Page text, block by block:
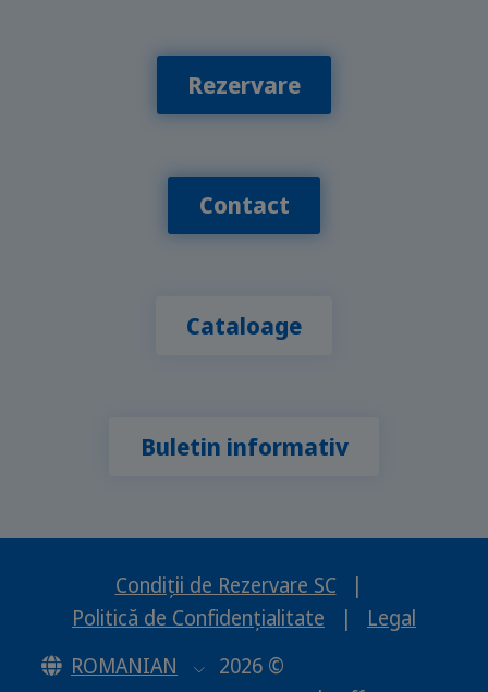
Rezervare
Contact
Cataloage
Buletin informativ
Condiții de Rezervare SC
|
Politică de Confidențialitate
|
Legal
ROMANIAN
2026 ©